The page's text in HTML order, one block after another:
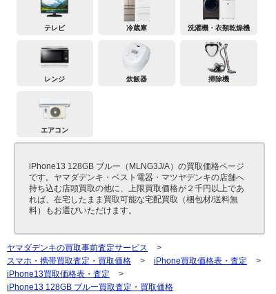
テレビ 冷蔵庫 洗濯機・衣類乾燥機
レンジ 炊飯器 掃除機
エアコン
iPhone13 128GB ブルー（MLNG3J/A）の買取価格ページ
です。ヤマダデンキ・ベスト電器・マツヤデンキの店舗へ
持ち込む店頭買取の他に、上限買取価格が２千円以上であ
れば、在宅したまま買取可能な宅配買取（梱包材/送料無
料）もお選びいただけます。
ヤマダデンキの買取事前査定サービス
>
スマホ・携帯買取査定・買取価格
> iPhone買取価格表・査定
>
iPhone13買取価格表・査定
>
iPhone13 128GB ブルー買取査定・買取価格